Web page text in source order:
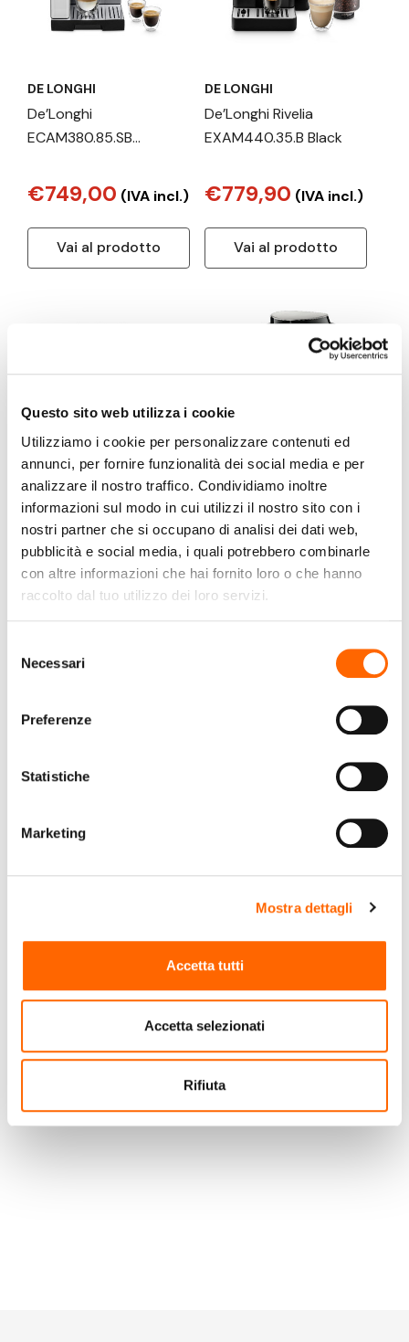
Questo sito web utilizza i cookie
Utilizziamo i cookie per personalizzare contenuti ed
annunci, per fornire funzionalità dei social media e per
analizzare il nostro traffico. Condividiamo inoltre
informazioni sul modo in cui utilizzi il nostro sito con i
nostri partner che si occupano di analisi dei dati web,
pubblicità e social media, i quali potrebbero combinarle
con altre informazioni che hai fornito loro o che hanno
raccolto dal tuo utilizzo dei loro servizi.
delNecessari
Preferenze
Statistiche
Marketing
Mostra dettagli
Accetta tutti
Accetta selezionati
Rifiuta
DE LONGHI
De’Longhi
ECAM380.85.SB
Automatica Macchina
da caffè combi 1,8 L
€749,00 (IVA incl.)
Vai al prodotto
DE LONGHI
De’Longhi Rivelia
EXAM440.35.B Black
€779,90 (IVA incl.)
Vai al prodotto
DE LONGHI
De’Longhi Magnifica Evo
ECAM290.21.B
Automatica Macchina
PHILIPS
Philips 2000 series
Macchina da caffè
automatica per 3
Vai al prodotto
PHILIPS
HD8652/91 macchina
per caffè Automatica
1 L
€359,90(IVA incl.)
DE LONGHI
De’Longhi Magnifica S
ECAM21.110.B Black
€399,00(IVA incl.)